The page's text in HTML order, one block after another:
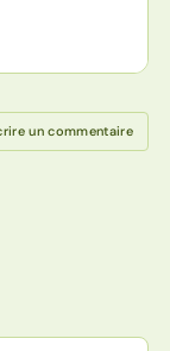
1 à 5 étoiles
un commentaire